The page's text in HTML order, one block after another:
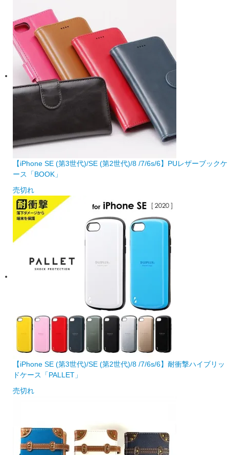
【iPhone SE (第3世代)/SE (第2世代)/8 /7/6s/6】PUレザーブックケ
ース「BOOK」
売切れ
【iPhone SE (第3世代)/SE (第2世代)/8 /7/6s/6】耐衝撃ハイブリッ
ドケース「PALLET」
売切れ